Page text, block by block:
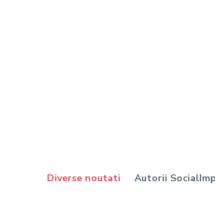
Diverse noutati Autorii